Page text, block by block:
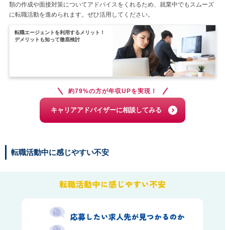
類の作成や面接対策についてアドバイスをくれるため、就業中でもスムーズ
に転職活動を進められます。ぜひ活用してください。
転職エージェントを利用するメリット！
デメリットも知って徹底検討
約79%の方が年収UPを実現！
キャリアアドバイザーに相談してみる
転職活動中に感じやすい不安